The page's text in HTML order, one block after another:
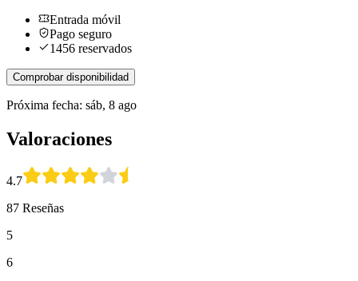
Entrada móvil
Pago seguro
1456 reservados
Comprobar disponibilidad
Próxima fecha: sáb, 8 ago
Valoraciones
4.7
87 Reseñas
5
6